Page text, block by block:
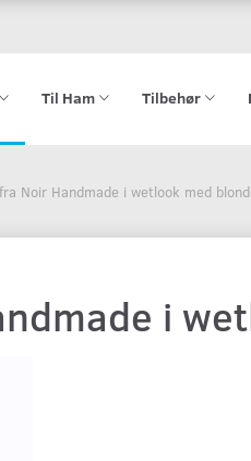
Til Ham Tilbehør
Noir Handmade i wetlook med
i